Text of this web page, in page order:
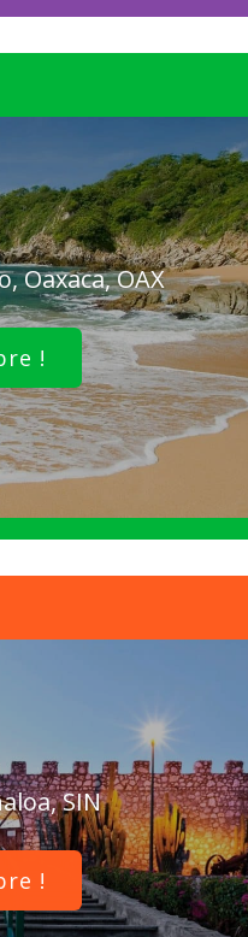
Oaxaca, OAX
!
SIN
!